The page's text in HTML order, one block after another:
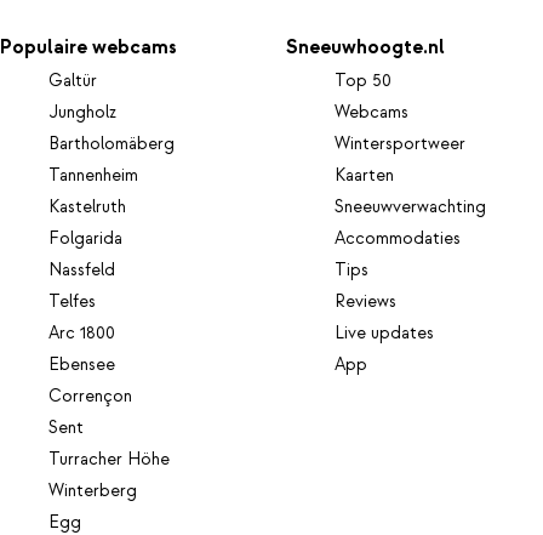
Populaire webcams
Galtür
Jungholz
Bartholomäberg
Tannenheim
Kastelruth
Folgarida
Nassfeld
Telfes
Arc 1800
Ebensee
Corrençon
Sent
Turracher Höhe
Winterberg
Egg
Sneeuwhoogte.nl
Top 50
Webcams
Wintersportweer
Kaarten
Sneeuwverwachting
Accommodaties
Tips
Reviews
Live updates
App